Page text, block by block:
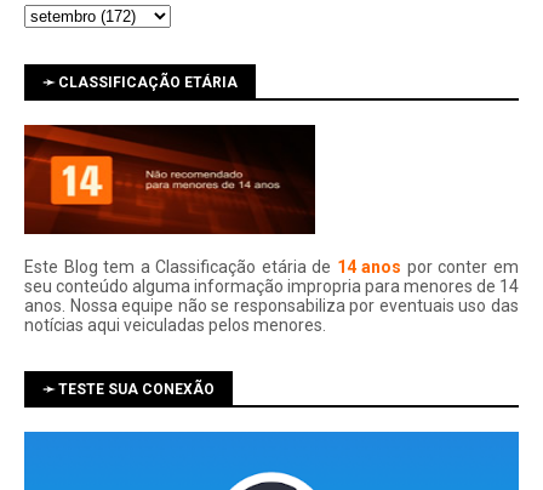
➛ CLASSIFICAÇÃO ETÁRIA
Este Blog tem a Classificação etária de 14 anos por conter em
seu conteúdo alguma informação impropria para menores de 14
anos. Nossa equipe não se responsabiliza por eventuais uso das
notí­cias aqui veiculadas pelos menores.
➛ TESTE SUA CONEXÃO